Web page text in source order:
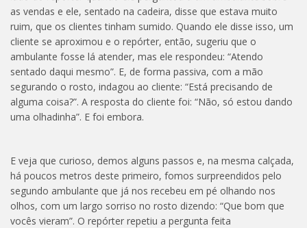
as vendas e ele, sentado na cadeira, disse que estava muito
ruim, que os clientes tinham sumido. Quando ele disse isso, um
cliente se aproximou e o repórter, então, sugeriu que o
ambulante fosse lá atender, mas ele respondeu: “Atendo
sentado daqui mesmo”. E, de forma passiva, com a mão
segurando o rosto, indagou ao cliente: “Está precisando de
alguma coisa?”. A resposta do cliente foi: “Não, só estou dando
uma olhadinha”. E foi embora.
E veja que curioso, demos alguns passos e, na mesma calçada,
há poucos metros deste primeiro, fomos surpreendidos pelo
segundo ambulante que já nos recebeu em pé olhando nos
olhos, com um largo sorriso no rosto dizendo: “Que bom que
vocês vieram”. O repórter repetiu a pergunta feita